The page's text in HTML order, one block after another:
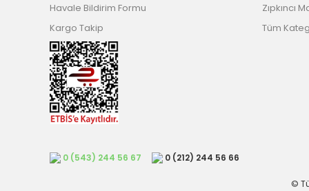
Havale Bildirim Formu
Kargo Takip
Zıpkıncı
Tüm
0 (543) 244 56 67 0 (212) 244 56 66
©